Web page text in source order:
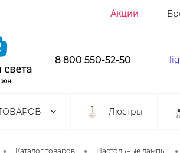
Акции
8 800 550-52-50
Люстры
Каталог товаров Настольные лампы